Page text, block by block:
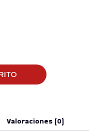
Valoraciones (0)